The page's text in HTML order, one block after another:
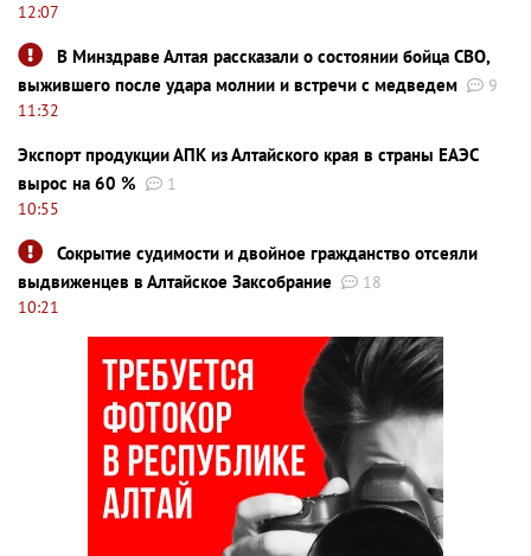
12:07
В Минздраве Алтая рассказали о состоянии бойца СВО,
выжившего после удара молнии и встречи с медведем
9
11:32
Экспорт продукции АПК из Алтайского края в страны ЕАЭС
вырос на 60 %
1
10:55
Сокрытие судимости и двойное гражданство отсеяли
выдвиженцев в Алтайское Заксобрание
18
10:21